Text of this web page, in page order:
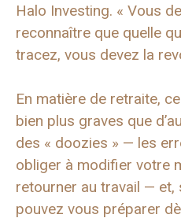
Halo Investing. « Vous
reconnaître que quelle
tracez, vous devez la
En matière de retraite,
bien plus graves que
des « doozies » — les
obliger à modifier votre
retourner au travail —
pouvez vous préparer